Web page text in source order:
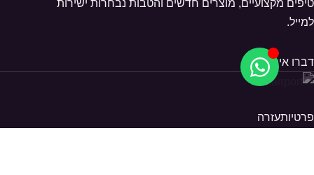
טיפים מקצועיים, מוצרים חדשים והטבות נבחרות ישירות
למייל.
דברו איתנו
פרטיותעזרה